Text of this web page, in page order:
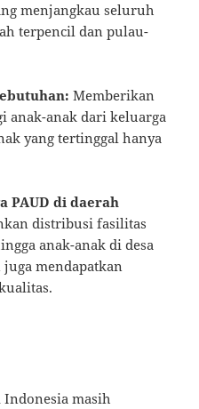
menjangkau seluruh
terpencil dan pulau-
Memberikan
anak-anak dari keluarga
yang tertinggal hanya
PAUD di daerah
distribusi fasilitas
anak-anak di desa
mendapatkan
Indonesia masih